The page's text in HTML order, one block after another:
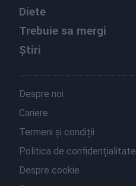
Diete
Trebuie sa mergi
Știri
Despre noi
Cariere
Termeni și condiții
Politica de confidențialitate
Despre cookie